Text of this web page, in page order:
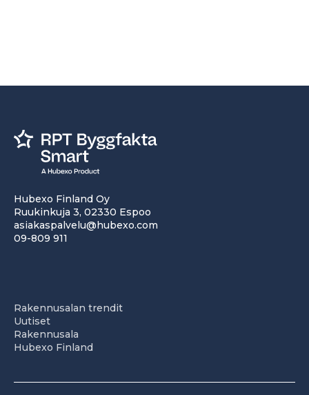
Hubexo Finland Oy
Ruukinkuja 3, 02330 Espoo
asiakaspalvelu@hubexo.com
09-809 911
Rakennusalan trendit
Uutiset
Rakennusala
Hubexo Finland